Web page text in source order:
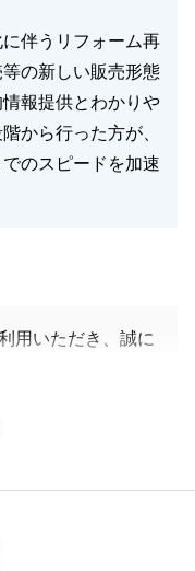
伴うリフォーム再
の新しい販売形態
報提供とわかりや
から行った方が、
のスピードを加速
用いただき、誠に
配など迅速にご対
す。
。